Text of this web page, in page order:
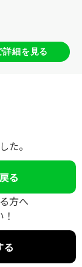
詳細を見る
た。
る
方へ
る